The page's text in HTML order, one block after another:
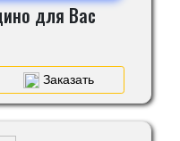
для Вас
Заказать